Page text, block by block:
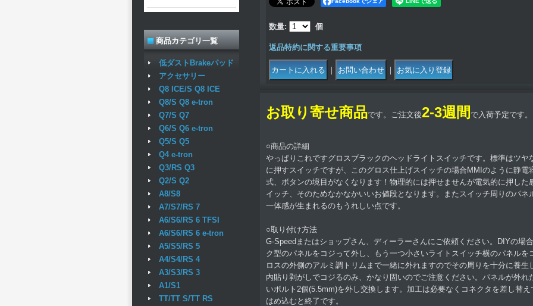
商品カテゴリ一覧
低ダストBrakeパッド
アクセサリー
Q8 ICE/S Q8 ICE
Q8/S Q8 e-tron
Q7/S Q7
Q6/S Q6 e-tron
Q5/S Q5
Q4 e-tron
Q3/RS Q3
Q2/S Q2
A8/S8
A7/S7/RS 7
A6/S6/RS 6 TFSI
A6/S6/RS 6 e-tron
A5/S5/RS 5
A4/S4/RS 4
A3/S3/RS 3
A1/S1
TT/TT S/TT RS
数量: 個
返品特約に関する重要事項
｜ ｜
お取り寄せ商品です。ご注文後2-3週間 で入荷予定です。
○商品の詳細
やっぱりこれですグロスブラックのヘッドライトスイッチです。標準はツヤ
に押すスイッチですが、このグロス仕上げスイッチの場合MMIのように静電
式、ボタンの境目がなくなります！物理的には押せませんが電気的に押した
イッチ、そのためなかなかいいお値段となります。またスイッチ周りのパネ
一体感が生まれるのもうれしい点です。
○取り付け方法
G-Speedまたはショップさん、ディーラーさんにご依頼ください。DIYの場
ク型のパネルをコジって外し、もう一つ小さいライトスイッチ横のパネルを
ロスの外側のアルミ調トリムまで一緒に外れますのでその周りを十分に養生
内貼り剥がしでコジるのみ、かなり固いのでご注意ください。パネルが外れ
いボルト2個(5.5mm)を外し交換します。加工は必要なくコネクタを差し替
はめ込むと終了です。